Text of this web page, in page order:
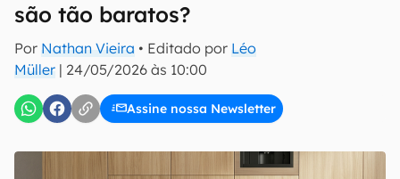
são tão baratos?
Por Nathan Vieira • Editado por Léo
Müller | 24/05/2026 às 10:00
Assine nossa Newsletter
inscreva-se
Confirmo que li, aceito e concordo com os Termos de
Uso e Política de Privacidade do Canaltech.